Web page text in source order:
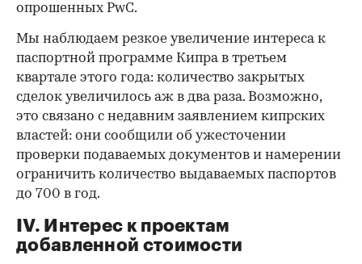
опрошенных PwC.
Мы наблюдаем резкое увеличение интереса к
паспортной программе Кипра в третьем
квартале этого года: количество закрытых
сделок увеличилось аж в два раза. Возможно,
это связано с недавним заявлением кипрских
властей: они сообщили об ужесточении
проверки подаваемых документов и намерении
ограничить количество выдаваемых паспортов
до 700 в год.
IV. Интерес к проектам
добавленной стоимости